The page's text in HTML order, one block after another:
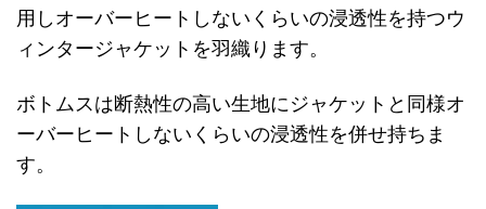
用しオーバーヒートしないくらいの浸透性を持つウ
ィンタージャケットを羽織ります。
ボトムスは断熱性の高い生地にジャケットと同様オ
ーバーヒートしないくらいの浸透性を併せ持ちま
す。